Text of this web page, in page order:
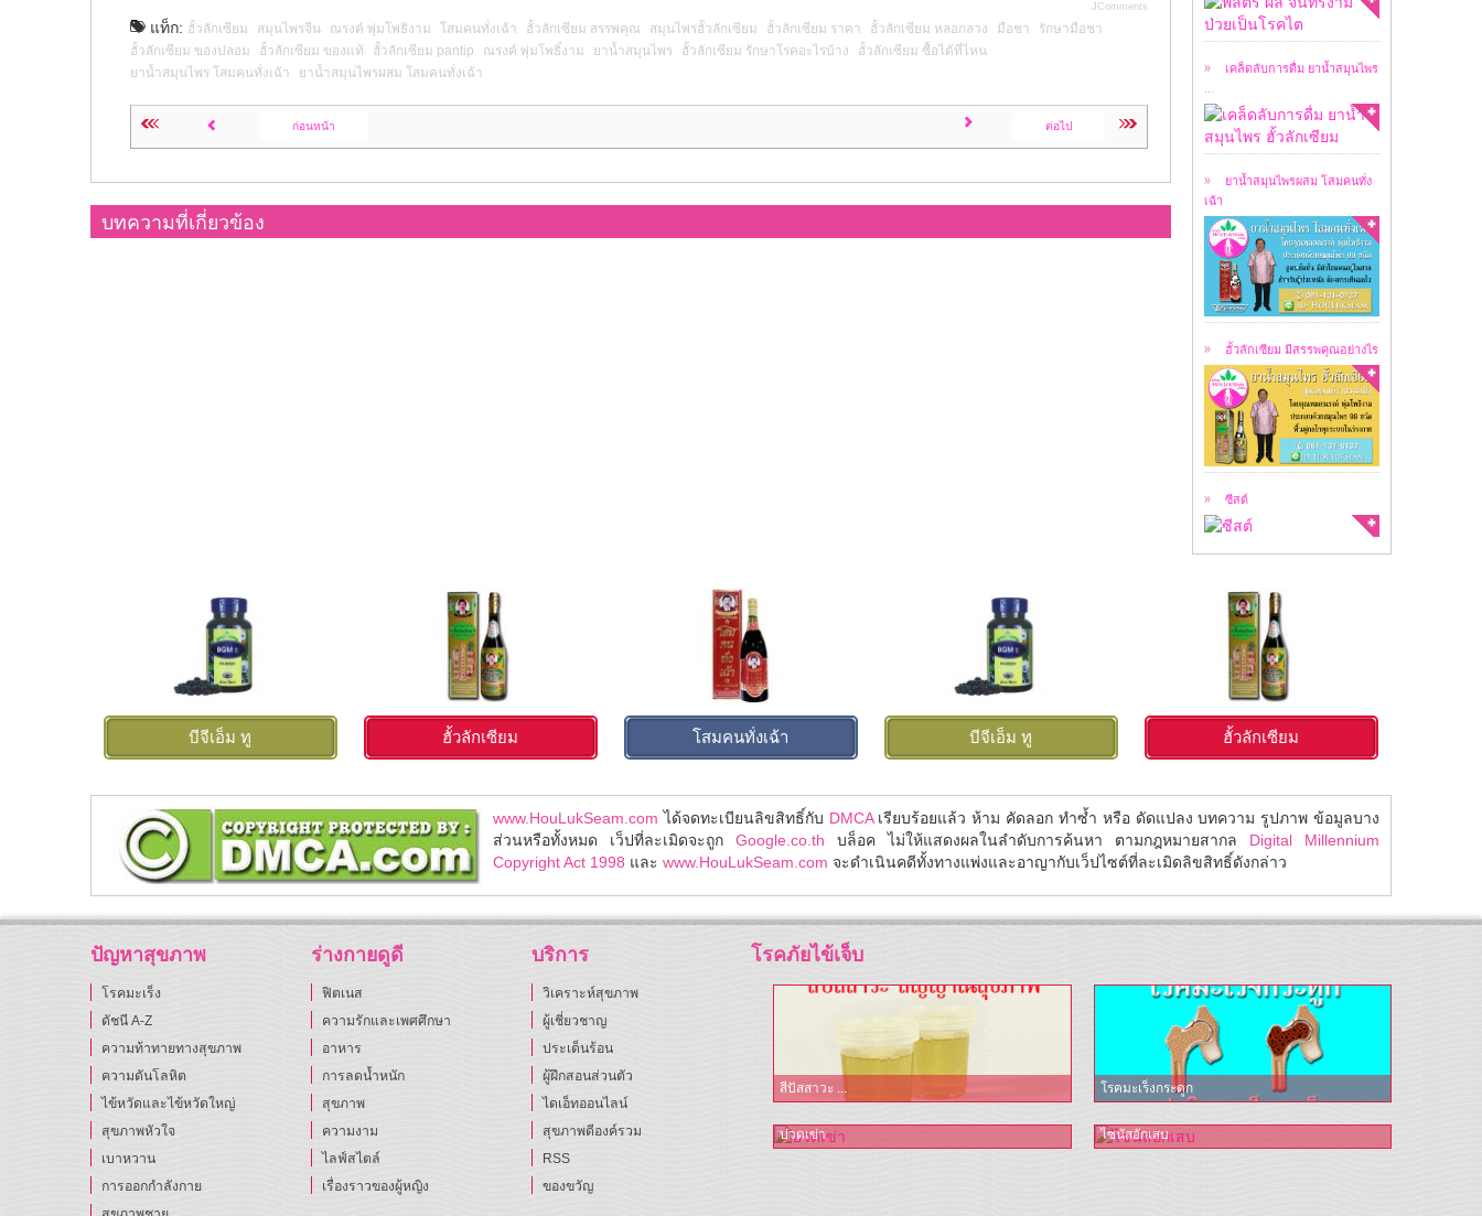
JComments
แท็ก: ฮั้วลักเซียม สมุนไพรจีน ณรงค์ พุ่มโพธิงาม โสมคนทั่งเฉ้า ฮั้วลักเซียม สรรพคุณ สมุนไพรฮั้วลักเซียม ฮั้วลักเซียม ราคา ฮั้วลักเซียม หลอกลวง มือชา
รักษามือชา
ฮั้วลักเซียม ของปลอม
ฮั้วลักเซียม ของแท้ ฮั้วลักเซียม pantip ณรงค์ พุ่มโพธิ์งาม ยาน้ำสมุนไพร ฮั้วลักเซียม รักษาโรคอะไรบ้าง
ฮั้วลักเซียม ซื้อได้ที่ไหน
ยาน้ำสมุนไพร โสมคนทั่งเฉ้า
ยาน้ำสมุนไพรผสม โสมคนทั่งเฉ้า
ก่อนหน้า ต่อไป
บทความที่เกี่ยวข้อง
เคล็ดลับการดื่ม ยาน้ำสมุนไพร
...
เคล็ดลับในการดื่มยา
น้ำสมุนไพร ฮั้วลักเซียม
ยาน้ำสมุนไพรผสม โสมคนทั่ง
เฉ้า
หลังจากที่ ยาน้ำ
สมุนไพร ฮั้วลักเซียม
ฮั้วลักเซียม มีสรรพคุณอย่างไร
ฮั้วลักเซียม คือ
สมุนไพร 99 ชนิด ...
ซีสต์
สาเหตุของการเกิดซีสต์
ซีสต์ คือ ...
บีจีเอ็ม ทู ฮั้วลักเซียม โสมคนทั่งเฉ้า บีจีเอ็ม ทู ฮั้วลักเซียม
www.HouLukSeam.com ได้จดทะเบียนลิขสิทธิ์กับ DMCAเรียบร้อยแล้ว ห้าม คัดลอก ทำซ้ำ หรือ ดัดแปลง บทความ รูปภาพ ข้อมูลบาง
ส่วนหรือทั้งหมด เว็ปที่ละเมิดจะถูก Google.co.th บล็อค ไม่ให้แสดงผลในลำดับการค้นหา ตามกฎหมายสากล Digital Millennium
Copyright Act 1998 และ www.HouLukSeam.com จะดำเนินคดีทั้งทางแพ่งและอาญากับเว็ปไซต์ที่ละเมิดลิขสิทธิ์ดังกล่าว
ปัญหาสุขภาพ
โรคมะเร็ง
ดัชนี A-Z
ความท้าทายทางสุขภาพ
ความดันโลหิต
ไข้หวัดและไข้หวัดใหญ่
สุขภาพหัวใจ
เบาหวาน
การออกกำลังกาย
ร่างกายดูดี
ฟิตเนส
ความรักและเพศศึกษา
อาหาร
การลดน้ำหนัก
สุขภาพ
ความงาม
ไลฟ์สไตล์
เรื่องราวของผู้หญิง
บริการ
วิเคราะห์สุขภาพ
ผู้เชี่ยวชาญ
ประเด็นร้อน
ผู้ฝึกสอนส่วนตัว
ไดเอ็ทออนไลน์
สุขภาพดีองค์รวม
RSS
ของขวัญ
โรคภัยไข้เจ็บ
สีปัสสาวะ ... โรคมะเร็งกระดูก
ปวดเข่า ไซนัสอักเสบ